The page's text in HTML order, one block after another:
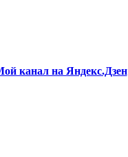
канал на Яндекс.Дзен